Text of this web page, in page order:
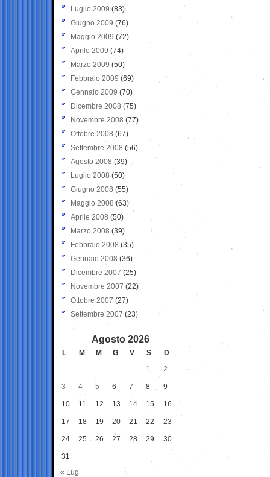
Luglio 2009 (83)
Giugno 2009 (76)
Maggio 2009 (72)
Aprile 2009 (74)
Marzo 2009 (50)
Febbraio 2009 (69)
Gennaio 2009 (70)
Dicembre 2008 (75)
Novembre 2008 (77)
Ottobre 2008 (67)
Settembre 2008 (56)
Agosto 2008 (39)
Luglio 2008 (50)
Giugno 2008 (55)
Maggio 2008(63)
Aprile 2008 (50)
Marzo 2008 (39)
Febbraio 2008 (35)
Gennaio 2008 (36)
Dicembre 2007 (25)
Novembre 2007 (22)
Ottobre 2007 (27)
Settembre 2007 (23)
Agosto 2026
L M M G V S
D
1
2
3 4 5 6 7 8 9
10 11 12 13 14 15 16
17 18 19 20 21 22 23
24 25 26 27 28 29 30
31
« Lug